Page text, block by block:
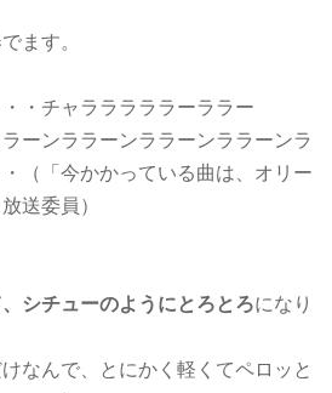
ます。
・チャラララララーララー
ーンララーンララーンララーンラ
（「今かかっている曲は、オリー
送委員）
シチューのようにとろとろになり
なんで、とにかく軽くてペロッと